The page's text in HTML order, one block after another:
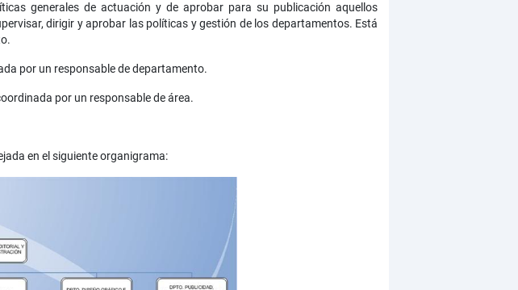
generales de actuación y de aprobar para su publicación aquellos
dirigir y aprobar las políticas y gestión de los departamentos. Está
por un responsable de departamento.
por un responsable de área.
en el siguiente organigrama: